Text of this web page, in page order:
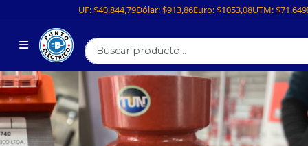
UF:$40.844,79Dólar:$913,86Euro:$1053,08UTM:$71.649